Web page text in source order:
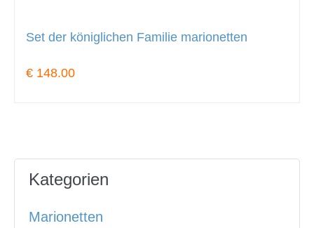
Set der königlichen Familie marionetten
€ 148.00
Kategorien
Marionetten